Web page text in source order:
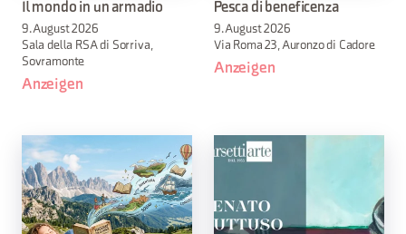
Il mondo in un armadio
9. August 2026
Sala della RSA di Sorriva,
Sovramonte
Anzeigen
Pesca di beneficenza
9. August 2026
Via Roma 23, Auronzo di Cadore
Anzeigen